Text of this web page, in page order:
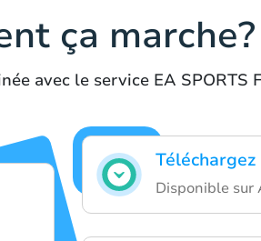
ça marche?
avec le service EA SPORTS
Disponible sur